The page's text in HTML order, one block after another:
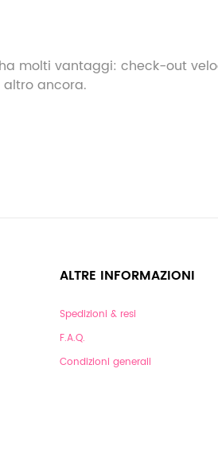
molti vantaggi: check-out
ancora.
ALTRE INFORMAZIONI
Spedizioni & resi
F.A.Q.
Condizioni generali